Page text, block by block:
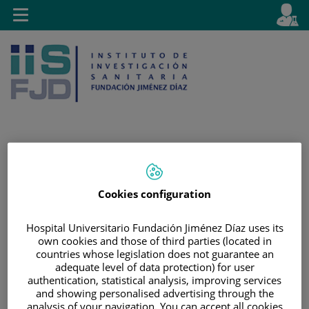
Saltar al contenido
activo
es
Toggle
navigation
Cookies configuration
Hospital Universitario Fundación Jiménez Díaz uses its
own cookies and those of third parties (located in
countries whose legislation does not guarantee an
adequate level of data protection) for user
authentication, statistical analysis, improving services
and showing personalised advertising through the
analysis of your navigation. You can accept all cookies